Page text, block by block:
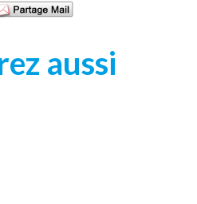
aussi